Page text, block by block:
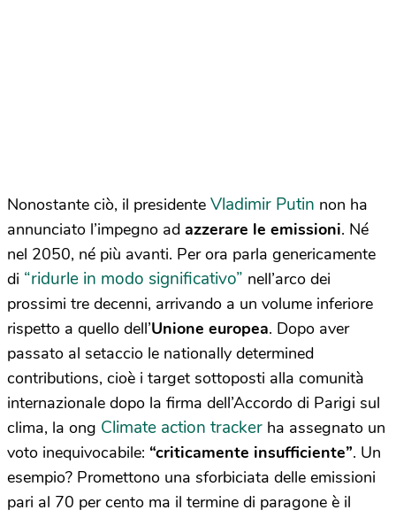
Nonostante ciò, il presidente Vladimir Putin non ha
annunciato l’impegno ad azzerare le emissioni. Né
nel 2050, né più avanti. Per ora parla genericamente
di “ridurle in modo significativo” nell’arco dei
prossimi tre decenni, arrivando a un volume inferiore
rispetto a quello dell’Unione europea. Dopo aver
passato al setaccio le nationally determined
contributions, cioè i target sottoposti alla comunità
internazionale dopo la firma dell’Accordo di Parigi sul
clima, la ong Climate action tracker ha assegnato un
voto inequivocabile: “criticamente insufficiente”. Un
esempio? Promettono una sforbiciata delle emissioni
pari al 70 per cento ma il termine di paragone è il